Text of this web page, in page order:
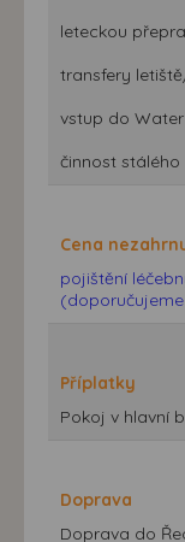
leteckou
transfery
vstup do
činnost
Cena
pojištění
Příplatky
Pokoj v hlavní
Doprava
Doprava do